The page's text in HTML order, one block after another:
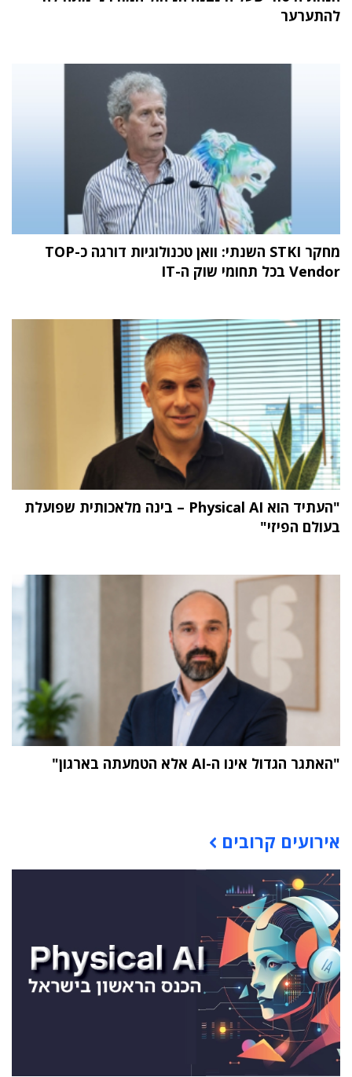
להתערער
מחקר STKI השנתי: וואן טכנולוגיות דורגה כ-TOP
Vendor בכל תחומי שוק ה-IT
"העתיד הוא Physical AI – בינה מלאכותית שפועלת
בעולם הפיזי"
"האתגר הגדול אינו ה-AI אלא הטמעתה בארגון"
אירועים קרובים